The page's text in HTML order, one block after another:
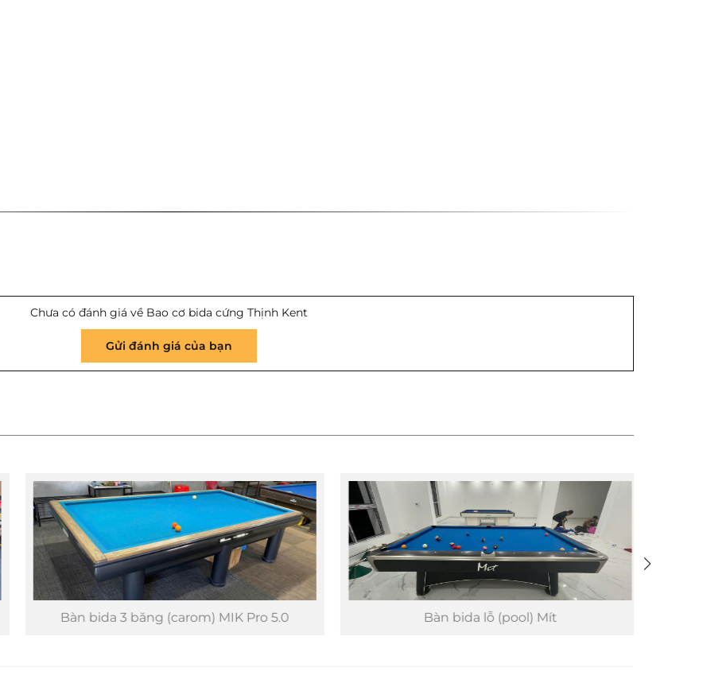
Chưa có đánh giá về Bao cơ bida cứng Thịnh Kent
Gửi đánh giá của bạn
Bàn bida 3 băng (carom) MIK Pro 5.0 Bàn bida lỗ (pool) Mít